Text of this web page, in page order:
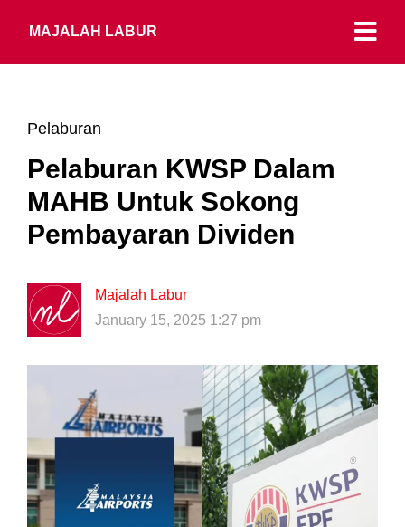
MAJALAH LABUR
Pelaburan
Pelaburan KWSP Dalam
MAHB Untuk Sokong
Pembayaran Dividen
Majalah Labur
January 15, 2025 1:27 pm